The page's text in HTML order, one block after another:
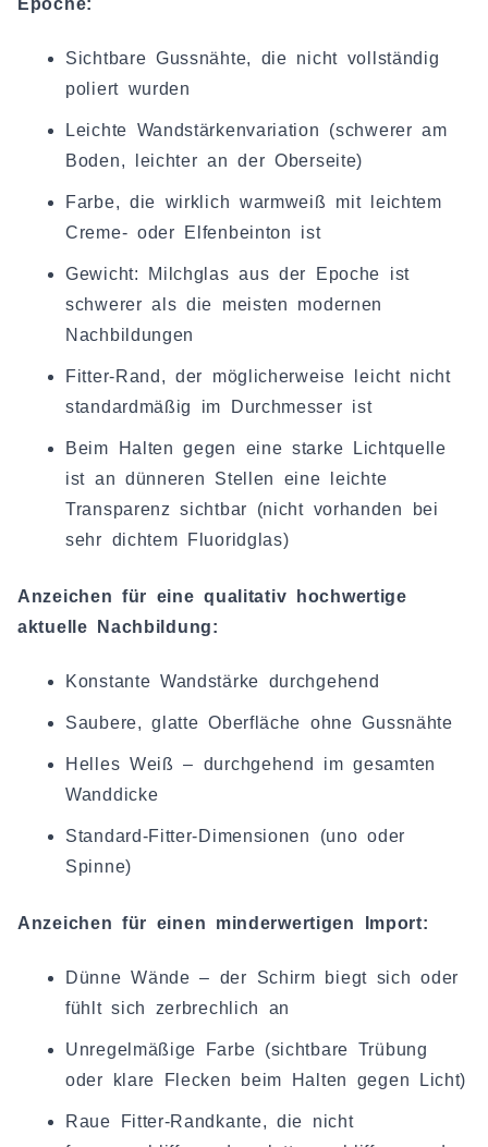
Sichtbare Gussnähte, die nicht vollständig
poliert wurden
Leichte Wandstärkenvariation (schwerer am
Boden, leichter an der Oberseite)
Farbe, die wirklich warmweiß mit leichtem
Creme- oder Elfenbeinton ist
Gewicht: Milchglas aus der Epoche ist
schwerer als die meisten modernen
Nachbildungen
Fitter-Rand, der möglicherweise leicht nicht
standardmäßig im Durchmesser ist
Beim Halten gegen eine starke Lichtquelle
ist an dünneren Stellen eine leichte
Transparenz sichtbar (nicht vorhanden bei
sehr dichtem Fluoridglas)
Anzeichen für eine qualitativ hochwertige
aktuelle Nachbildung:
Konstante Wandstärke durchgehend
Saubere, glatte Oberfläche ohne Gussnähte
Helles Weiß – durchgehend im gesamten
Wanddicke
Standard-Fitter-Dimensionen (uno oder
Spinne)
Anzeichen für einen minderwertigen Import:
Dünne Wände – der Schirm biegt sich oder
fühlt sich zerbrechlich an
Unregelmäßige Farbe (sichtbare Trübung
oder klare Flecken beim Halten gegen Licht)
Raue Fitter-Randkante, die nicht